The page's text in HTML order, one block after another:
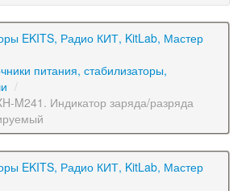
EKITS, Радио КИТ, KitLab, Мастер
питания, стабилизаторы,
/
M241. Индикатор заряда/разряда
EKITS, Радио КИТ, KitLab, Мастер